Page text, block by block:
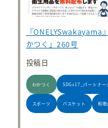
『ONELYSwakayama
かつく」260号
投稿日
わかつく SDGs17_パートナー
スポーツ バスケット 和歌